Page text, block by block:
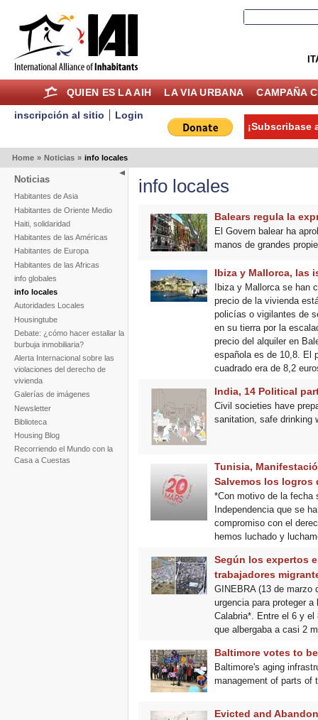
QUIEN ES LA AIH LA VIA URBANA CAMPAÑA
inscripción al sitio
Login
¡Subscribase
Home » Noticias » info locales
Noticias
Habitantes de Asia
Habitantes de Oriente Medio
Haiti, solidaridad
Habitantes de las Américas
Habitantes de Europa
Habitantes de las Africas
info globales
info locales
Autoridades Locales
Housingtube
Debate: ¿cómo hacer estallar la
burbuja inmobiliaria?
Alerta Internacional sobre las
violaciones del derecho de
vivienda
Galerías de imágenes
Newsletter
Biblioteca
Housing Blog
Recorriendo el Mundo con la
Casa a Cuestas
info locales
Balears regula la
El Govern balear ha
manos de grandes
Ibiza y Mallorca, las
Ibiza y Mallorca se han
precio de la vivienda
policías o vigilantes de
en su tierra por la
precio del alquiler en
española es de 10,8. El
cuadrado era de 8,2
India, 14 Political
Civil societies have
sanitation, safe drinking
Tunisia,
Salvemos los logros
*Con motivo de la fecha
Independencia que se
compromiso con el
hemos luchado y
Según los expertos
trabajadores
GINEBRA (13 de marzo
urgencia para proteger
Calabria*. Entre el 6 y el
que albergaba a casi 2
Baltimore votes to
Baltimore's aging
management of parts of
Evicted and